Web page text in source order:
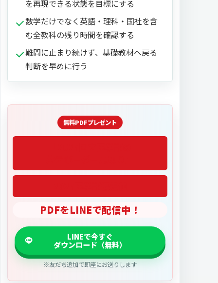
を再現できる状態を目標にする
数学だけでなく英語・理科・国社を含
む全教科の残り時間を確認する
難問に止まり続けず、基礎教材へ戻る
判断を早めに行う
PDFをLINEで配信中！
※友だち追加で即座にお送りします